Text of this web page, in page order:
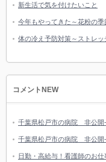
新生活で気を付けたいこと
今年もやってきた～花粉の季
体の冷え予防対策～ストレッ
コメントNEW
千葉県松戸市の病院 非公開
千葉県松戸市の病院 非公開
日勤・高給与！看護師のお